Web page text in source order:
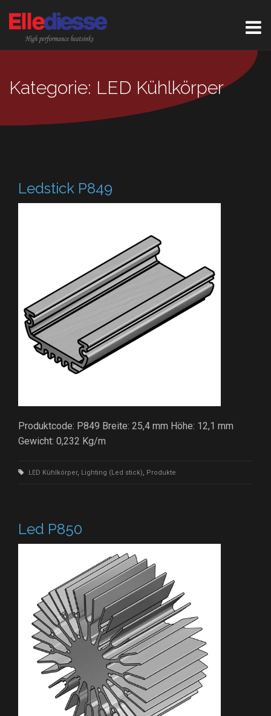
Kategorie: LED Kühlkörper
Ledstick P849
Produktcode: P849 Breite: 25,4 mm Höhe: 12,1 mm
Gewicht: 0,232 Kg/m
LED Kühlkörper, Lighting (Led stick), Produkte
Led P850